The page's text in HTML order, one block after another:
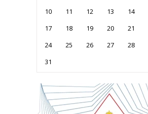
10
11 12 13 14
17
18 19 20 21
24
25 26 27 28
31